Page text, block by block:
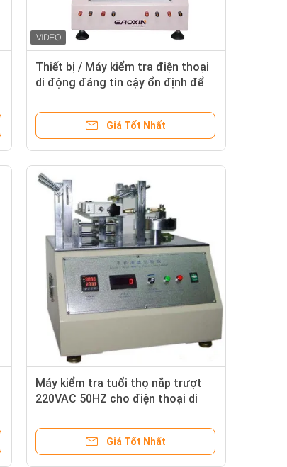
Thiết bị / Máy kiểm tra điện thoại
di động đáng tin cậy ổn định để
Giá Tốt Nhất
Máy kiểm tra tuổi thọ nắp trượt
220VAC 50HZ cho điện thoại di
Giá Tốt Nhất